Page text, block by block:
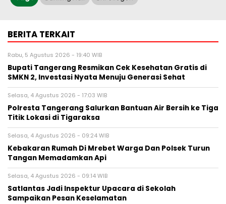
BERITA TERKAIT
Rabu, 5 Agustus 2026 - 19:40 WIB
‎Bupati Tangerang Resmikan Cek Kesehatan Gratis di
SMKN 2, Investasi Nyata Menuju Generasi Sehat
Selasa, 4 Agustus 2026 - 17:03 WIB
Polresta Tangerang Salurkan Bantuan Air Bersih ke Tiga
Titik Lokasi di Tigaraksa
Selasa, 4 Agustus 2026 - 09:24 WIB
Kebakaran Rumah Di Mrebet Warga Dan Polsek Turun
Tangan Memadamkan Api
Selasa, 4 Agustus 2026 - 09:14 WIB
Satlantas Jadi Inspektur Upacara di Sekolah
Sampaikan Pesan Keselamatan